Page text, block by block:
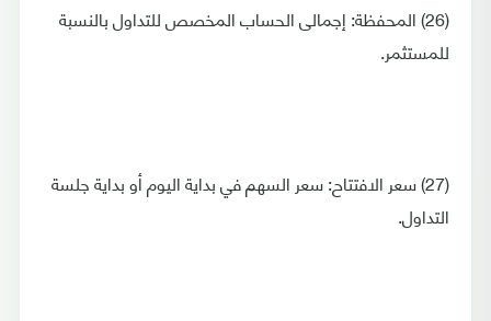
(26) المحفظة: إجمالى الحساب المخصص للتداول بالنسبة
للمستثمر.
(27) سعر الافتتاح: سعر السهم في بداية اليوم أو بداية جلسة
التداول.